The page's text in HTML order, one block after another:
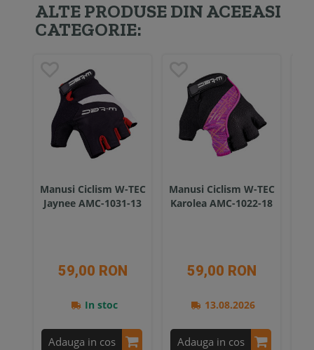
ALTE PRODUSE DIN ACEEASI
CATEGORIE:
Manusi Ciclism W-TEC
Jaynee AMC-1031-13
59,00 RON
In stoc
Adauga in cos
Manusi Ciclism W-TEC
Karolea AMC-1022-18
59,00 RON
13.08.2026
Adauga in cos